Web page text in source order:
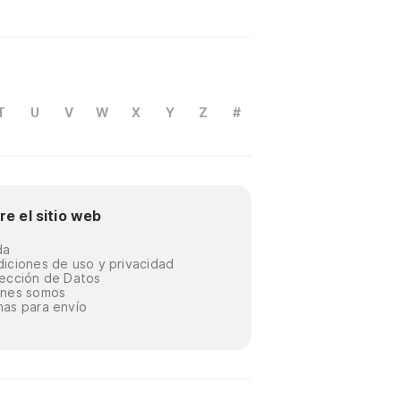
U V W X Y Z #
el sitio web
de uso y privacidad
de Datos
somos
para envío